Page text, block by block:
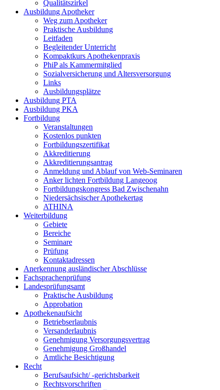
Qualitätszirkel
Ausbildung Apotheker
Weg zum Apotheker
Praktische Ausbildung
Leitfaden
Begleitender Unterricht
Kompaktkurs Apothekenpraxis
PhiP als Kammermitglied
Sozialversicherung und Altersversorgung
Links
Ausbildungsplätze
Ausbildung PTA
Ausbildung PKA
Fortbildung
Veranstaltungen
Kostenlos punkten
Fortbildungszertifikat
Akkreditierung
Akkreditierungsantrag
Anmeldung und Ablauf von Web-Seminaren
Anker lichten Fortbildung Langeoog
Fortbildungskongress Bad Zwischenahn
Niedersächsischer Apothekertag
ATHINA
Weiterbildung
Gebiete
Bereiche
Seminare
Prüfung
Kontaktadressen
Anerkennung ausländischer Abschlüsse
Fachsprachenprüfung
Landesprüfungsamt
Praktische Ausbildung
Approbation
Apothekenaufsicht
Betriebserlaubnis
Versanderlaubnis
Genehmigung Versorgungsvertrag
Genehmigung Großhandel
Amtliche Besichtigung
Recht
Berufsaufsicht/ -gerichtsbarkeit
Rechtsvorschriften